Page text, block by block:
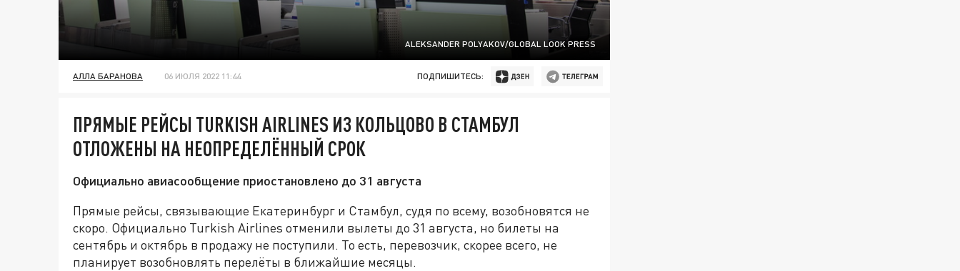
ALEKSANDER POLYAKOV/GLOBAL LOOK PRESS
АЛЛА БАРАНОВА 06 ИЮЛЯ 2022 11:44 ПОДПИШИТЕСЬ:
ПРЯМЫЕ РЕЙСЫ TURKISH AIRLINES ИЗ КОЛЬЦОВО В СТАМБУЛ
ОТЛОЖЕНЫ НА НЕОПРЕДЕЛЁННЫЙ СРОК
Официально авиасообщение приостановлено до 31 августа
Прямые рейсы, связывающие Екатеринбург и Стамбул, судя по всему, возобновятся не
скоро. Официально Turkish Airlines отменили вылеты до 31 августа, но билеты на
сентябрь и октябрь в продажу не поступили. То есть, перевозчик, скорее всего, не
планирует возобновлять перелёты в ближайшие месяцы.